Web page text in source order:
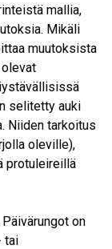
mallia,
Mikäli
muutoksista
selitetty auki
Niiden tarkoitus
oleville),
protuleireillä
on
tai